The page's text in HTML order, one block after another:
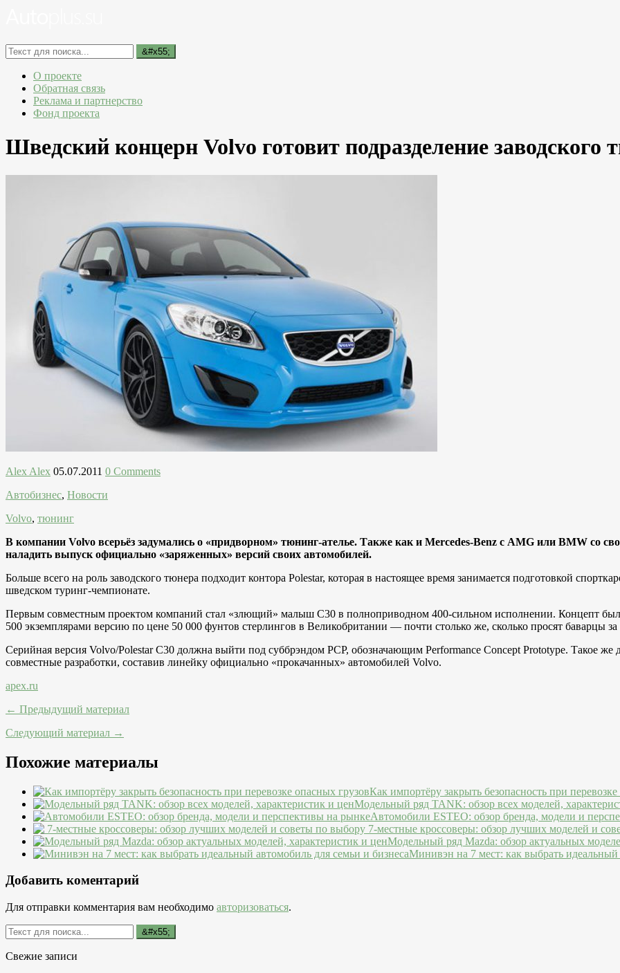
О проекте
Обратная связь
Реклама и партнерство
Фонд проекта
Шведский концерн Volvo готовит подразделение заводского
Alex Alex 05.07.2011 0 Comments
Автобизнес, Новости
Volvo, тюнинг
В компании Volvo всерьёз задумались о «придворном» тюнинг-ателье. Также как и Mercedes-Benz с AMG или BMW со
наладить выпуск официально «заряженных» версий своих автомобилей.
Больше всего на роль заводского тюнера подходит контора Polestar, которая в настоящее время занимается подготовкой
шведском туринг-чемпионате.
Первым совместным проектом компаний стал «злющий» малыш С30 в полноприводном 400-сильном исполнении. Концепт
500 экземплярами версию по цене 50 000 фунтов стерлингов в Великобритании — почти столько же, сколько просят баварцы
Серийная версия Volvo/Polestar C30 должна выйти под суббрэндом РСР, обозначающим Performance Concept Prototype. Такое
совместные разработки, составив линейку официально «прокачанных» автомобилей Volvo.
apex.ru
← Предыдущий материал
Следующий материал →
Похожие материалы
Как импортёру закрыть безопасность при
Модельный ряд TANK: обзор всех моделей,
Автомобили ESTEO: обзор бренда, модели и
7-местные кроссоверы: обзор лучших моделей и
Модельный ряд Mazda: обзор актуальных
Минивэн на 7 мест: как выбрать идеальный
Добавить коментарий
Для отправки комментария вам необходимо авторизоваться.
Свежие записи